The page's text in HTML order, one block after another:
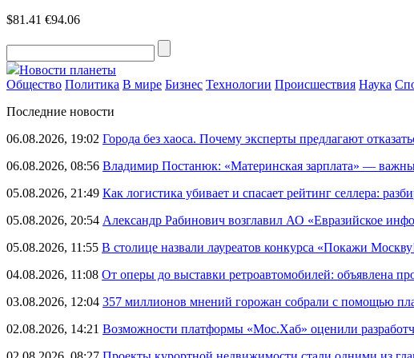
$81.41 €94.06
Новости планеты
Общество Политика В мире Бизнес Технологии Происшествия Наука
Последние новости
06.08.2026, 19:02 Города без хаоса. Почему эксперты предлагают
06.08.2026, 08:56 Владимир Постанюк: «Материнская зарплата» —
05.08.2026, 21:49 Как логистика убивает и спасает рейтинг селлера:
05.08.2026, 20:54 Александр Рабинович возглавил АО «Евразийское
05.08.2026, 11:55 В столице назвали лауреатов конкурса «Покажи
04.08.2026, 11:08 От оперы до выставки ретроавтомобилей: объявлена
03.08.2026, 12:04 357 миллионов мнений горожан собрали с помощью
02.08.2026, 14:21 Возможности платформы «Мос.Хаб» оценили